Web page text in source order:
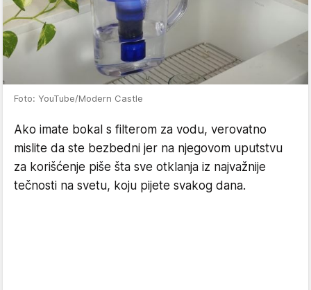
Foto: YouTube/Modern Castle
Ako imate bokal s filterom za vodu, verovatno
mislite da ste bezbedni jer na njegovom uputstvu
za korišćenje piše šta sve otklanja iz najvažnije
tečnosti na svetu, koju pijete svakog dana.